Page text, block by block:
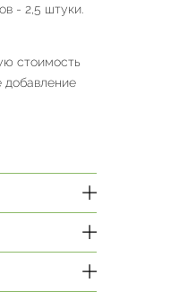
- 2,5 штуки.
стоимость
добавление